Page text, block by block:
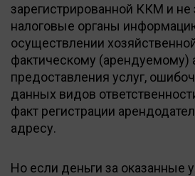
зарегистрированной ККМ и не
налоговые органы
осуществлении
фактическому (арендуемому)
предоставления услуг,
данных видов
факт регистрации
адресу.
Но если деньги за оказанные